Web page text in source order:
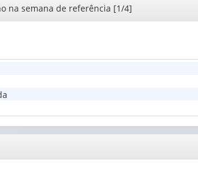
na semana de referência [1/4]